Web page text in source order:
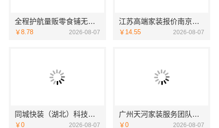
全程护航量贩零食铺无忧经营，河南零百味加盟全程护航
￥8.78 2026-08-07
江苏高端家装报价南京市创亿讯透明无忧
￥14.55 2026-08-07
同城快装（湖北）科技有限公司：快住老房快装，工期保障
￥0 2026-08-07
广州天河家装服务团队精装房改造？精匠饰家拎包入住
￥0 2026-08-07